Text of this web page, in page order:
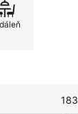
183